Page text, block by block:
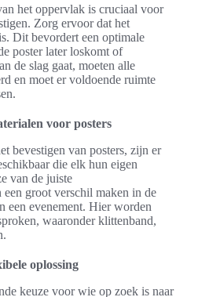
het oppervlak is cruciaal voor
Zorg ervoor dat het
Dit bevordert een optimale
poster later loskomt of
de slag gaat, moeten alle
en moet er voldoende ruimte
voor posters
bevestigen van posters, zijn er
die elk hun eigen
van de juiste
een groot verschil maken in de
een evenement. Hier worden
waaronder klittenband,
oplossing
keuze voor wie op zoek is naar